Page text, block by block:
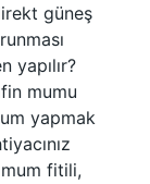
güneş
yapılır?
mumu
yapmak
fitili,